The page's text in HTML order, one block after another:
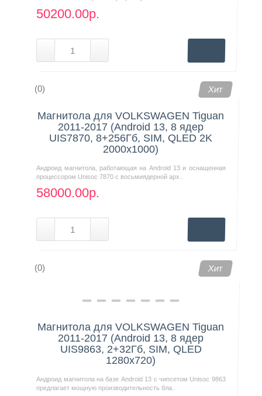
50200.00р.
(0) Хит
Магнитола для VOLKSWAGEN Tiguan
2011-2017 (Android 13, 8 ядер
UIS7870, 8+256Гб, SIM, QLED 2K
2000x1000)
Андроид магнитола, работающая на Android 13 и оснащенная
процессором Unisoc 7870 с восьмиядерной арх..
58000.00р.
(0) Хит
Магнитола для VOLKSWAGEN Tiguan
2011-2017 (Android 13, 8 ядер
UIS9863, 2+32Гб, SIM, QLED
1280x720)
Андроид магнитола на базе Android 13 с чипсетом Unisoc 9863
предлагает мощную производительность бла..